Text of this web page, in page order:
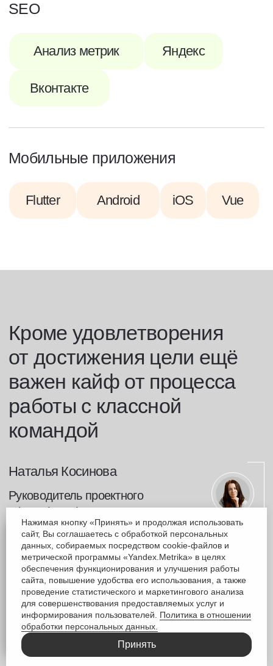
Подготовим как надо
Пошаговое и чуткое введение
в работу(onboarding)
Благоприятные условия для
развития
Поддержка коллег
Сильная команда
Крутые проекты
Куча работы
Это всё про нас
Будем с вами откровенны...
Нажимая кнопку «Принять» и продолжая использовать
сайт, Вы соглашаетесь с обработкой персональных
данных, собираемых посредством cookie-файлов и
метрической программы «Yandex.Metrika» в целях
обеспечения функционирования и улучшения работы
сайта, повышение удобства его использования, а также
проведение статистического и маркетингового анализа
для совершенствования предоставляемых услуг и
информирования пользователей. Политика в отношении
обработки персональных данных.
Принять